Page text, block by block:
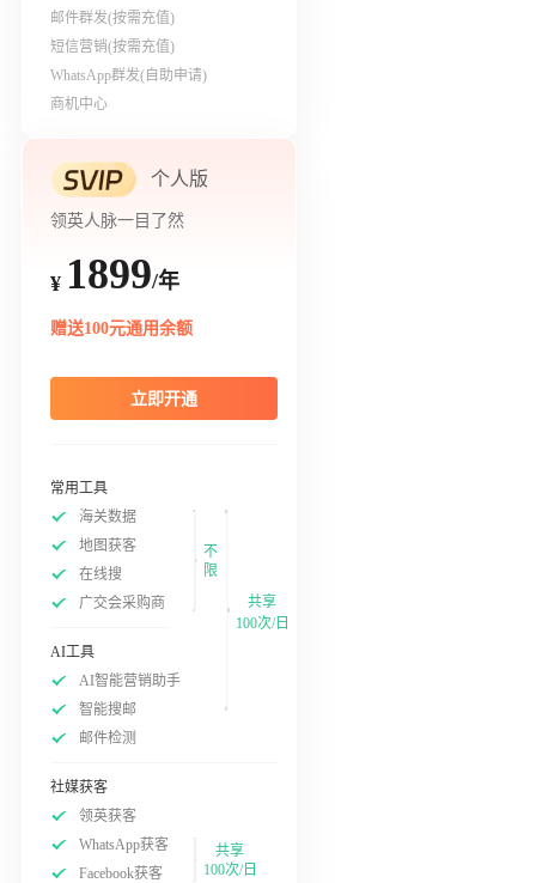
邮件群发(按需充值)
短信营销(按需充值)
WhatsApp群发(自助申请)
商机中心
个人版
领英人脉一目了然
¥ 1899/年
赠送100元通用余额
立即开通
常用工具
海关数据
地图获客
在线搜
广交会采购商
不
限
AI工具
AI智能营销助手
智能搜邮
邮件检测
社媒获客
领英获客
WhatsApp获客
Facebook获客
共享
100次/日
共享
100次/日